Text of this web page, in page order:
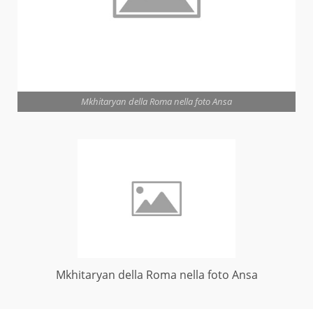
Mkhitaryan della Roma nella foto Ansa
Mkhitaryan della Roma nella foto Ansa